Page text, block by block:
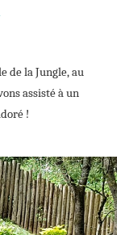
de la Jungle, au
assisté à un
!